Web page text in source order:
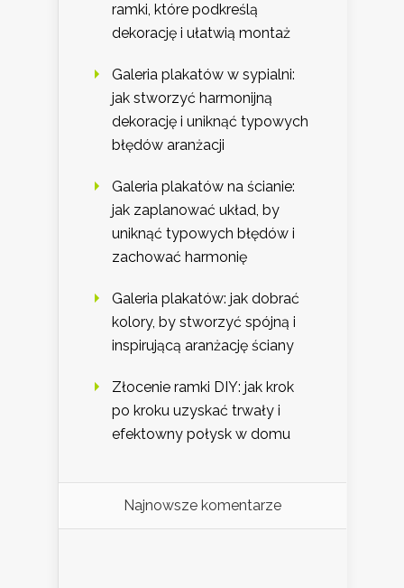
ramki, które podkreślą
dekorację i ułatwią montaż
Galeria plakatów w sypialni:
jak stworzyć harmonijną
dekorację i uniknąć typowych
błędów aranżacji
Galeria plakatów na ścianie:
jak zaplanować układ, by
uniknąć typowych błędów i
zachować harmonię
Galeria plakatów: jak dobrać
kolory, by stworzyć spójną i
inspirującą aranżację ściany
Złocenie ramki DIY: jak krok
po kroku uzyskać trwały i
efektowny połysk w domu
Najnowsze komentarze